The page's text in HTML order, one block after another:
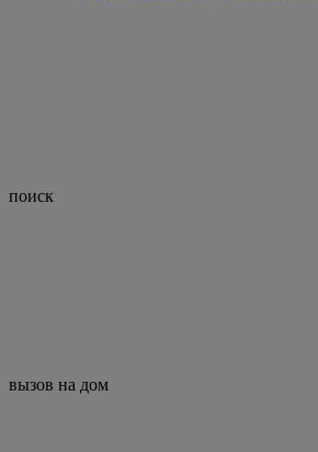
поиск
вызов на дом